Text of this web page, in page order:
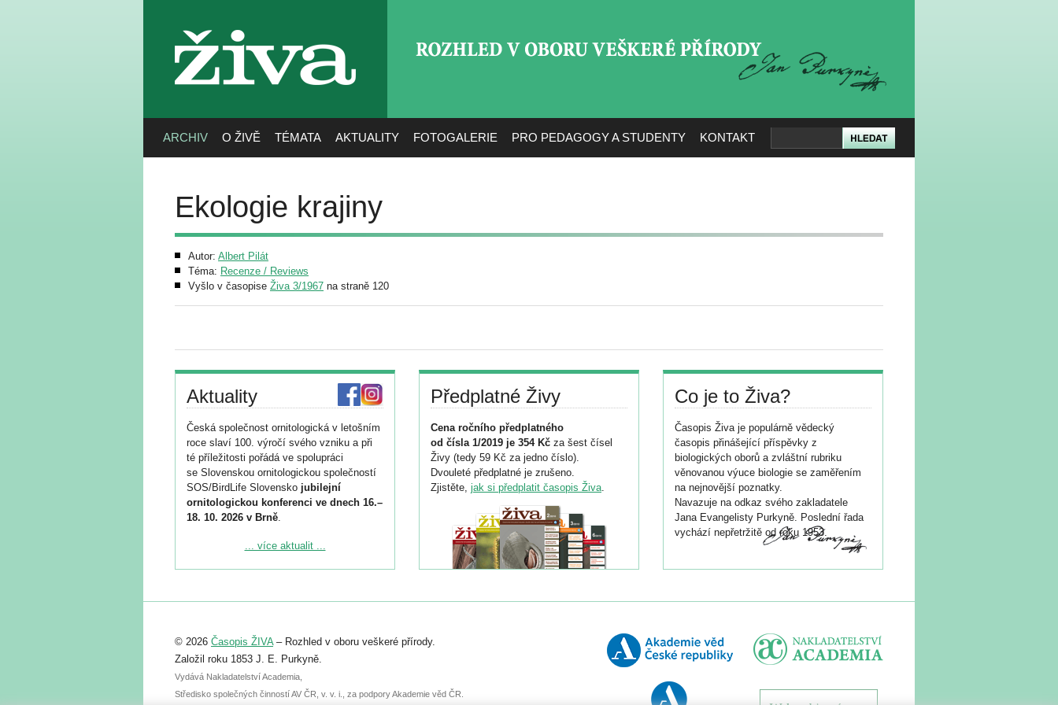
živa
ARCHIV O ŽIVĚ TÉMATA AKTUALITY FOTOGALERIE PRO PEDAGOGY A STUDENTY KONTAKT
Ekologie krajiny
Autor: Albert Pilát
Téma: Recenze / Reviews
Vyšlo v časopise Živa 3/1967 na straně 120
Aktuality
Česká společnost ornitologická v letošním
roce slaví 100. výročí svého vzniku a při
té příležitosti pořádá ve spolupráci
se Slovenskou ornitologickou společností
SOS/BirdLife Slovensko jubilejní
ornitologickou konferenci ve dnech 16.–
18. 10. 2026 v Brně.
Podrobnější informace ke konferenci
Registrovat se můžete do 6. září.
abstraktu přihlášené přednášky nebo
posteru je už 30. června.
... více aktualit ...
Předplatné Živy
Cena ročního předplatného
od čísla 1/2019 je 354 Kč za šest čísel
Živy (tedy 59 Kč za jedno číslo).
Dvouleté předplatné je zrušeno.
Zjistěte, jak si předplatit časopis Živa.
Co je to Živa?
Časopis Živa je populárně vědecký
časopis přinášející příspěvky z
biologických oborů a zvláštní rubriku
věnovanou výuce biologie se zaměřením
na nejnovější poznatky.
Navazuje na odkaz svého zakladatele
Jana Evangelisty Purkyně. Poslední řada
vychází nepřetržitě od roku 1953.
© 2026 Časopis ŽIVA– Rozhled v oboru veškeré přírody.
Založil roku 1853 J. E. Purkyně.
Vydává Nakladatelství Academia,
Středisko společných činností AV ČR, v. v. i., za podpory Akademie věd ČR.